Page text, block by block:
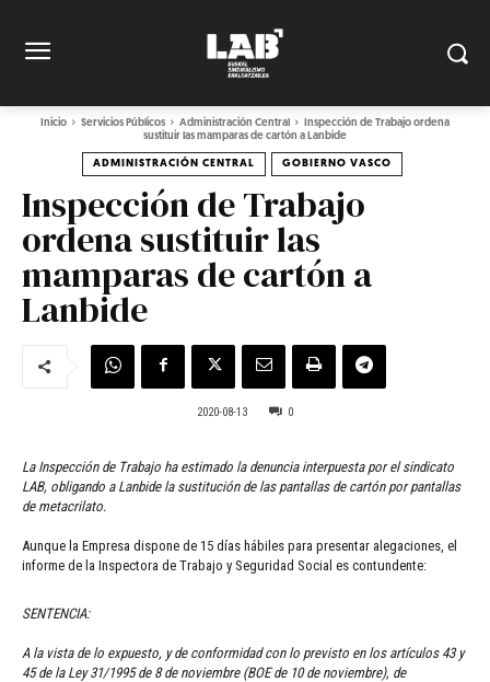
Inicio Servicios Públicos Administración Central
Inspección de Trabajo ordena
sustituir las mamparas de cartón a Lanbide
ADMINISTRACIÓN CENTRAL GOBIERNO VASCO
Inspección de Trabajo
ordena sustituir las
mamparas de cartón a
Lanbide
2020-08-13 0
La Inspección de Trabajo ha estimado la denuncia interpuesta por el sindicato
LAB, obligando a Lanbide la sustitución de las pantallas de cartón por pantallas
de metacrilato.
Aunque la Empresa dispone de 15 días hábiles para presentar alegaciones, el
informe de la Inspectora de Trabajo y Seguridad Social es contundente:
SENTENCIA:
A la vista de lo expuesto, y de conformidad con lo previsto en los artículos 43 y
45 de la Ley 31/1995 de 8 de noviembre (BOE de 10 de noviembre), de